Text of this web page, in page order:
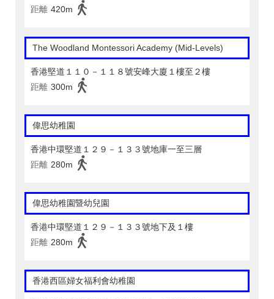
距離 420m
The Woodland Montessori Academy (Mid-Levels)
香港堅道１１０－１１８號安峰大廈１樓至２樓
距離 300m
偉思幼稚園
香港中環堅道１２９－１３３號地庫一至三層
距離 280m
偉思幼稚園暨幼兒園
香港中環堅道１２９－１３３號地下及１樓
距離 280m
香港西區婦女福利會幼稚園